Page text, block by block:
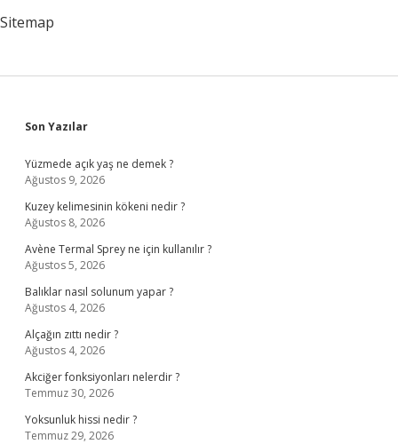
Sitemap
Sidebar
Son Yazılar
Yüzmede açık yaş ne demek ?
Ağustos 9, 2026
Kuzey kelimesinin kökeni nedir ?
Ağustos 8, 2026
Avène Termal Sprey ne için kullanılır ?
Ağustos 5, 2026
Balıklar nasıl solunum yapar ?
Ağustos 4, 2026
Alçağın zıttı nedir ?
Ağustos 4, 2026
Akciğer fonksiyonları nelerdir ?
Temmuz 30, 2026
Yoksunluk hissi nedir ?
Temmuz 29, 2026